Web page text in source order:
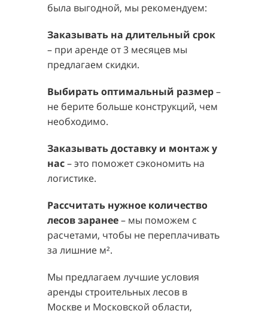
была выгодной, мы рекомендуем:
Заказывать на длительный срок
– при аренде от 3 месяцев мы
предлагаем скидки.
Выбирать оптимальный размер–
не берите больше конструкций, чем
необходимо.
Заказывать доставку и монтаж у
нас– это поможет сэкономить на
логистике.
Рассчитать нужное количество
лесов заранее– мы поможем с
расчетами, чтобы не переплачивать
за лишние м².
Мы предлагаем лучшие условия
аренды строительных лесов в
Москве и Московской области,